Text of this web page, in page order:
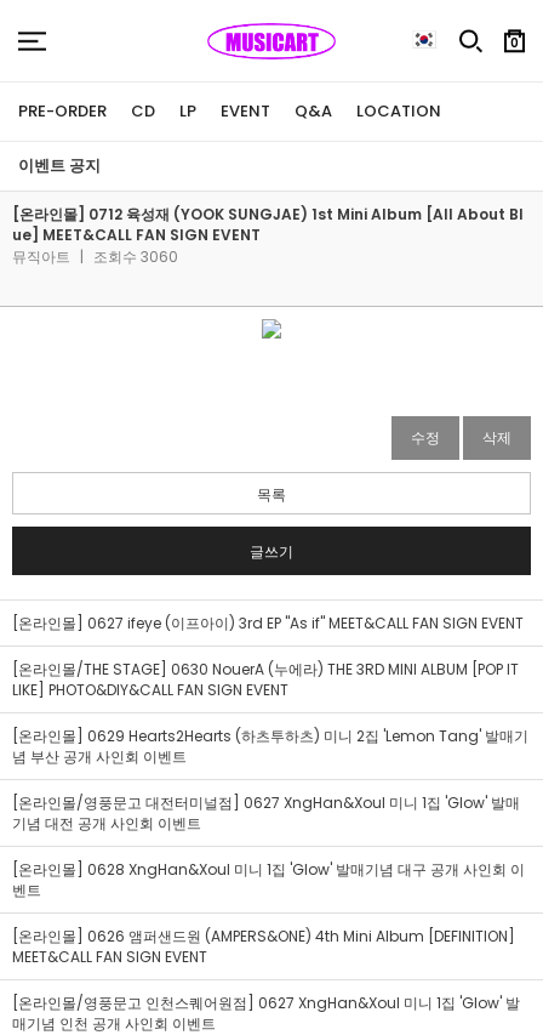
0
PRE-ORDER CD LP EVENT Q&A LOCATION
이벤트 공지
[온라인몰] 0712 육성재 (YOOK SUNGJAE) 1st Mini Album [All About Bl
ue] MEET&CALL FAN SIGN EVENT
뮤직아트 | 조회수 3060
수정 삭제
목록
글쓰기
[온라인몰] 0627 ifeye (이프아이) 3rd EP "As if" MEET&CALL FAN SIGN EVENT
[온라인몰/THE STAGE] 0630 NouerA (누에라) THE 3RD MINI ALBUM [POP IT
LIKE] PHOTO&DIY&CALL FAN SIGN EVENT
[온라인몰] 0629 Hearts2Hearts (하츠투하츠) 미니 2집 'Lemon Tang' 발매기
념 부산 공개 사인회 이벤트
[온라인몰/영풍문고 대전터미널점] 0627 XngHan&Xoul 미니 1집 'Glow' 발매
기념 대전 공개 사인회 이벤트
[온라인몰] 0628 XngHan&Xoul 미니 1집 'Glow' 발매기념 대구 공개 사인회 이
벤트
[온라인몰] 0626 앰퍼샌드원 (AMPERS&ONE) 4th Mini Album [DEFINITION]
MEET&CALL FAN SIGN EVENT
[온라인몰/영풍문고 인천스퀘어원점] 0627 XngHan&Xoul 미니 1집 'Glow' 발
매기념 인천 공개 사인회 이벤트